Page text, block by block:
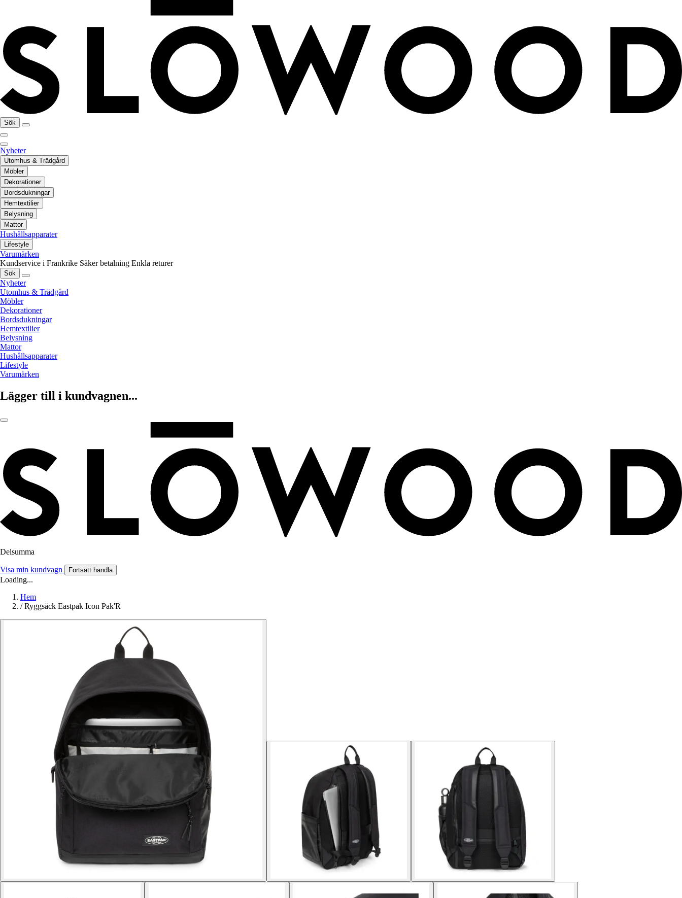
Sök
Nyheter
Utomhus & Trädgård
Möbler
Dekorationer
Bordsdukningar
Hemtextilier
Belysning
Mattor
Hushållsapparater
Lifestyle
Varumärken
Kundservice i Frankrike Säker betalning Enkla returer
Sök
Nyheter
Utomhus & Trädgård
Möbler
Dekorationer
Bordsdukningar
Hemtextilier
Belysning
Mattor
Hushållsapparater
Lifestyle
Varumärken
Lägger till i kundvagnen...
Delsumma
Visa min kundvagn Fortsätt handla
Loading...
Hem
/ Ryggsäck Eastpak Icon Pak'R